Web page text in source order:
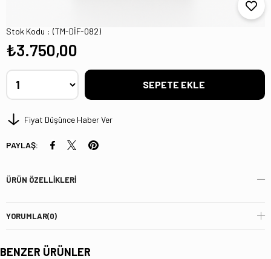
Stok Kodu (TM-DİF-082)
₺3.750,00
Fiyat Düşünce Haber Ver
PAYLAŞ:
ÜRÜN ÖZELLIKLERI
YORUMLAR(0)
BENZER ÜRÜNLER